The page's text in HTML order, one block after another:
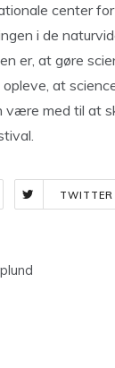
center
i de
er, at gøre
at
med til at
TWITTER